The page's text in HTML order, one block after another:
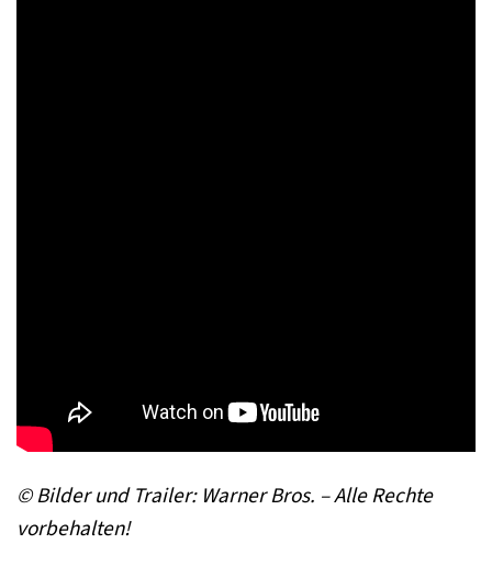
© Bilder und Trailer: Warner Bros. – Alle Rechte
vorbehalten!